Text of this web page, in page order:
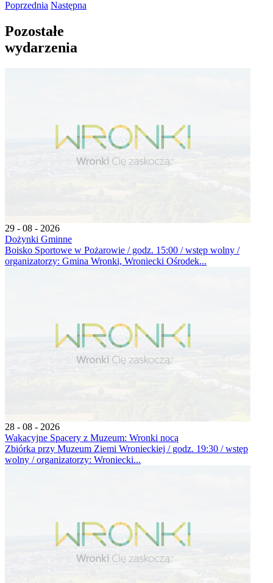
Poprzednia Następna
Pozostałe
wydarzenia
29 - 08 - 2026
Dożynki Gminne
Boisko Sportowe w Pożarowie / godz. 15:00 / wstęp wolny /
organizatorzy: Gmina Wronki, Wroniecki Ośrodek...
28 - 08 - 2026
Wakacyjne Spacery z Muzeum: Wronki nocą
Zbiórka przy Muzeum Ziemi Wronieckiej / godz. 19:30 / wstęp
wolny / organizatorzy: Wroniecki...